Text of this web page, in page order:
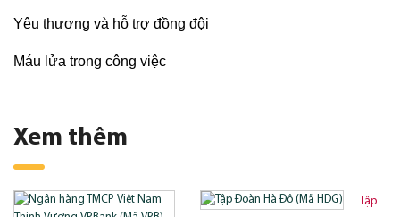
Yêu thương và hỗ trợ đồng đội
Máu lửa trong công việc
Xem thêm
Tập